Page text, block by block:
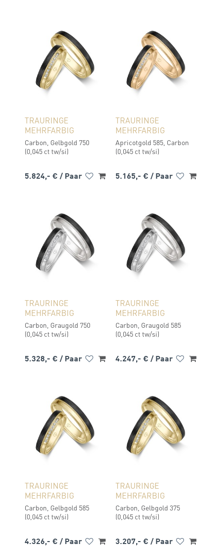
TRAURINGE
MEHRFARBIG
Carbon, Gelbgold 750
(0,045 ct tw/si)
5.824,- € / Paar
TRAURINGE
MEHRFARBIG
Apricotgold 585, Carbon
(0,045 ct tw/si)
5.165,- € / Paar
TRAURINGE
MEHRFARBIG
Carbon, Graugold 750
(0,045 ct tw/si)
5.328,- € / Paar
TRAURINGE
MEHRFARBIG
Carbon, Graugold 585
(0,045 ct tw/si)
4.247,- € / Paar
TRAURINGE
MEHRFARBIG
Carbon, Gelbgold 585
(0,045 ct tw/si)
4.326,- € / Paar
TRAURINGE
MEHRFARBIG
Carbon, Gelbgold 375
(0,045 ct tw/si)
3.207,- € / Paar